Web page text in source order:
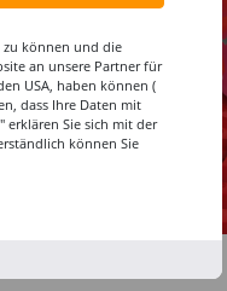
zu können und die
an unsere Partner für
USA, haben können (
dass Ihre Daten mit
Sie sich mit der
können Sie